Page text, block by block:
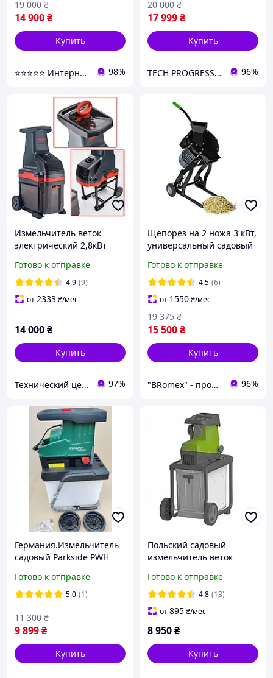
14 900₴
19 000 ₴
Купить
⭐️⭐️⭐️⭐️⭐️ Интернет-магазин "BORO" 98%
17 999₴
20 000 ₴
Купить
TECH PROGRESS магазин оборудования и техники 96%
Измельчитель веток
электрический 2,8кВт
LH 2810 (113873) SHO
Готово к отправке
4.9 (9)
от2333₴/мес
14 000₴
Купить
Технический центр «Сад удачи» 97%
Щепорез на 2 ножа 3 кВт,
универсальный садовый
двумя ножами на диске
Готово к отправке
4.5 (6)
от 1550₴/мес
15 500₴
19 375 ₴
Купить
"BRomex" - производитель оборудования для сельского хозяйства 96%
Германия.Измельчитель
садовый Parkside PWH
Готово к отправке
5.0 (1)
9 899₴
11 300 ₴
Купить
Польский садовый
измельчитель веток
фрезерного типа
Готово к отправке
4.8 (13)
от895₴/мес
8 950₴
Купить